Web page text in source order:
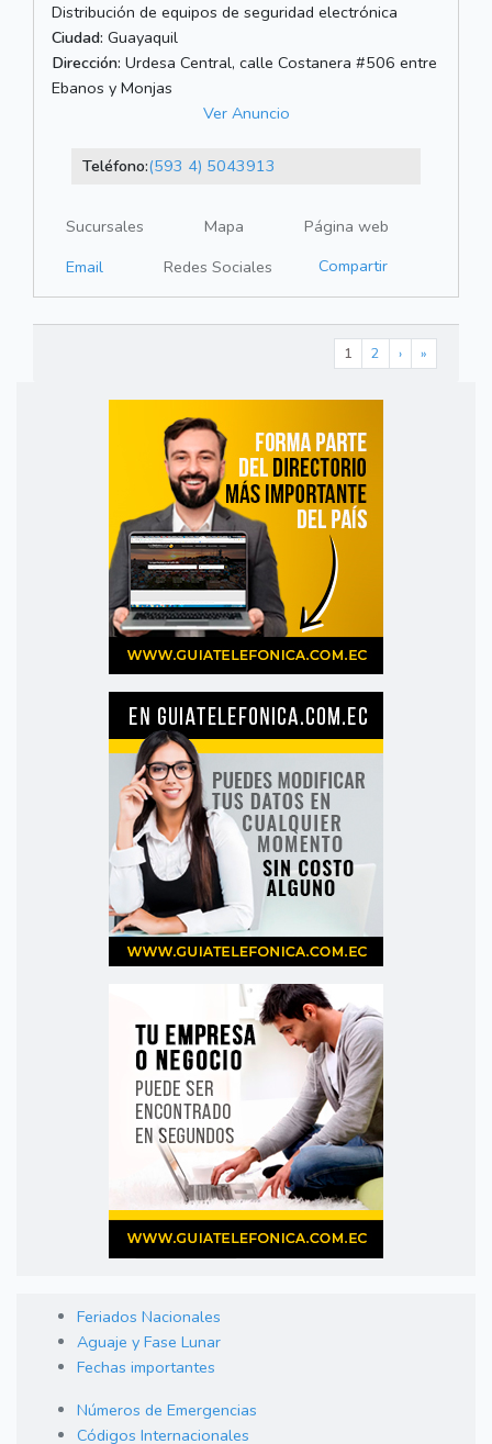
Distribución de equipos de seguridad electrónica
Ciudad: Guayaquil
Dirección: Urdesa Central, calle Costanera #506 entre
Ebanos y Monjas
Ver Anuncio
Teléfono:(593 4) 5043913
Sucursales Mapa
Página web
Email
Redes Sociales Compartir
1 2 › »
Feriados Nacionales
Aguaje y Fase Lunar
Fechas importantes
Números de Emergencias
Códigos Internacionales